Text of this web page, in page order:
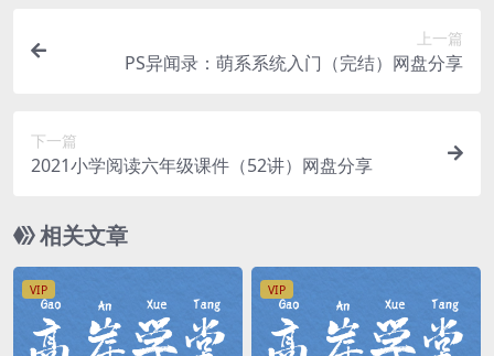
上一篇
PS异闻录：萌系系统入门（完结）网盘分享
下一篇
2021小学阅读六年级课件（52讲）网盘分享
相关文章
VIP VIP